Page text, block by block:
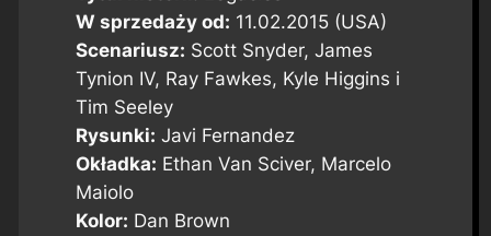
W sprzedaży od: 11.02.2015 (USA)
Scenariusz: Scott Snyder, James
Tynion IV, Ray Fawkes, Kyle Higgins i
Tim Seeley
Rysunki: Javi Fernandez
Okładka: Ethan Van Sciver, Marcelo
Maiolo
Kolor: Dan Brown